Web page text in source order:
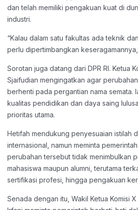
dan telah memiliki pengakuan kuat di
industri.
“Kalau dalam satu fakultas ada teknik
perlu dipertimbangkan
Sorotan juga datang dari DPR RI. Ketua
Sjaifudian mengingatkan agar
berhenti pada pergantian nama semata.
kualitas pendidikan dan daya saing
prioritas utama.
Hetifah mendukung penyesuaian istilah
internasional, namun meminta
perubahan tersebut tidak menimbulkan
mahasiswa maupun alumni, terutama
sertifikasi profesi, hingga pengakuan
Senada dengan itu, Wakil Ketua Komisi X